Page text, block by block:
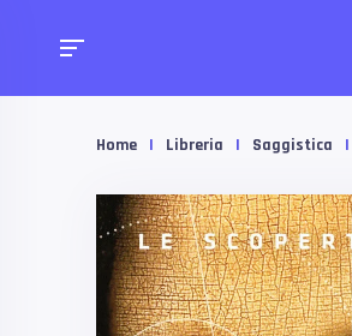
Home | Libreria | Saggistica |